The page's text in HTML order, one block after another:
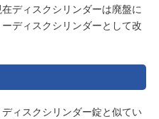
ディスクシリンダーは廃盤に
ディスクシリンダーとして改
ィスクシリンダー錠と似てい